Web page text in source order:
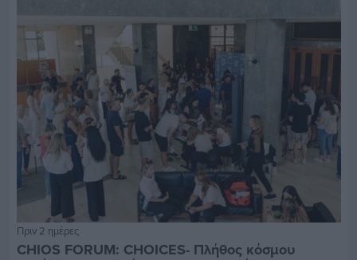
Πριν 2 ημέρες
CHIOS FORUM: CHOICES- Πλήθος κόσμου